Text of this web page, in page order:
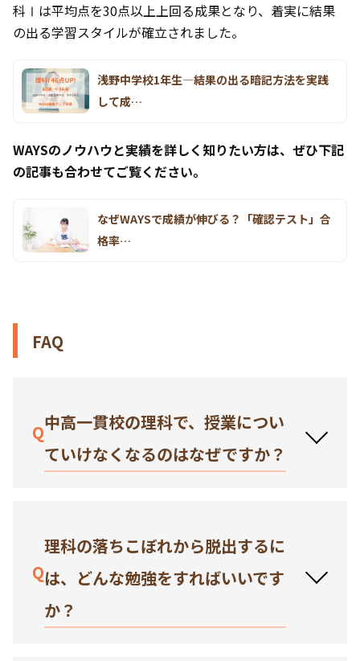
科Ⅰは平均点を30点以上上回る成果となり、着実に結果
の出る学習スタイルが確立されました。
浅野中学校1年生―結果の出る暗記方法を実践
して成…
WAYSのノウハウと実績を詳しく知りたい方は、ぜひ下記
の記事も合わせてご覧ください。
なぜWAYSで成績が伸びる？「確認テスト」合
格率…
FAQ
Q中高一貫校の理科で、授業につい
ていけなくなるのはなぜですか？
Q
理科の落ちこぼれから脱出するに
は、どんな勉強をすればいいです
か？